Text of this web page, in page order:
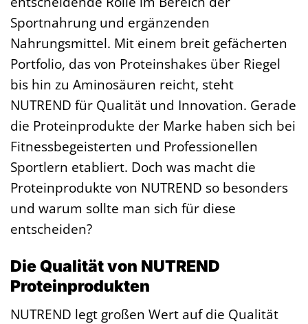
Sportnahrung und ergänzenden
Nahrungsmittel. Mit einem breit gefächerten
Portfolio, das von Proteinshakes über Riegel
bis hin zu Aminosäuren reicht, steht
NUTREND für Qualität und Innovation. Gerade
die Proteinprodukte der Marke haben sich bei
Fitnessbegeisterten und Professionellen
Sportlern etabliert. Doch was macht die
Proteinprodukte von NUTREND so besonders
und warum sollte man sich für diese
entscheiden?
Die Qualität von NUTREND
Proteinprodukten
NUTREND legt großen Wert auf die Qualität